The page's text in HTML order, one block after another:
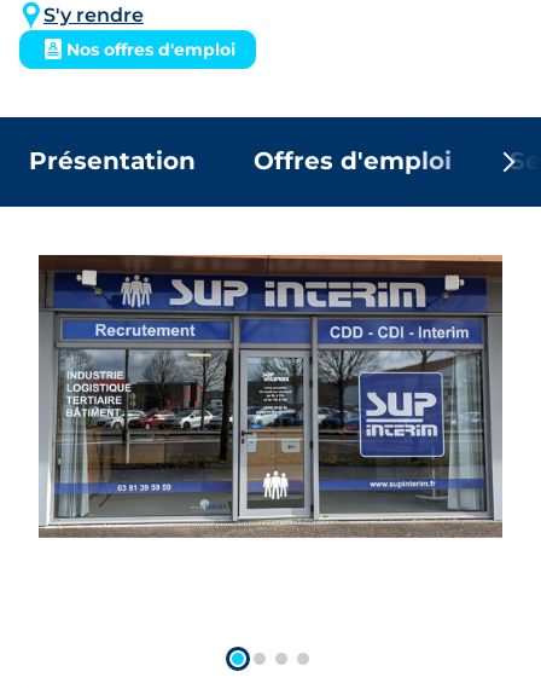
S'y rendre
Nos offres d'emploi
Présentation Offres d'emploi